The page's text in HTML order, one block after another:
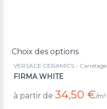
Choix des options
VERSACE CERAMICS - Carrelage
FIRMA WHITE
à partir de 34,50 €/m²